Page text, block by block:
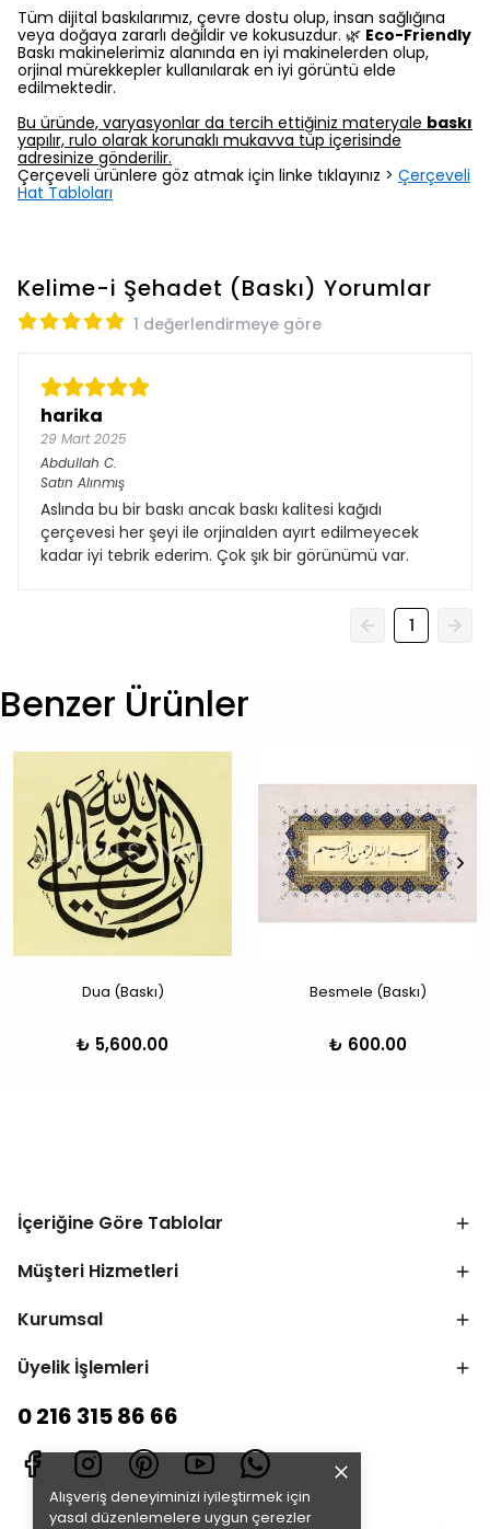
Alışveriş deneyiminizi iyileştirmek için
yasal düzenlemelere uygun çerezler
Tüm dijital baskılarımız, çevre dostu olup, insan sağlığına
veya doğaya zararlı değildir ve kokusuzdur. 🌿 Eco-Friendly
Baskı makinelerimiz alanında en iyi makinelerden olup,
orjinal mürekkepler kullanılarak en iyi görüntü elde
edilmektedir.
Bu üründe, varyasyonlar da tercih ettiğiniz materyale baskı
yapılır, rulo olarak korunaklı mukavva tüp içerisinde
adresinize gönderilir.
Çerçeveli ürünlere göz atmak için linke tıklayınız > Çerçeveli
Hat Tabloları
Kelime-i Şehadet (Baskı) Yorumlar
1 değerlendirmeye göre
harika
29 Mart 2025
Abdullah C.
Satın Alınmış
Aslında bu bir baskı ancak baskı kalitesi kağıdı
çerçevesi her şeyi ile orjinalden ayırt edilmeyecek
kadar iyi tebrik ederim. Çok şık bir görünümü var.
1
Benzer Ürünler
Dua (Baskı)
₺ 5,600.00
Besmele (Baskı)
₺ 600.00
İçeriğine Göre Tablolar
Müşteri Hizmetleri
Kurumsal
Üyelik İşlemleri
0 216 315 86 66